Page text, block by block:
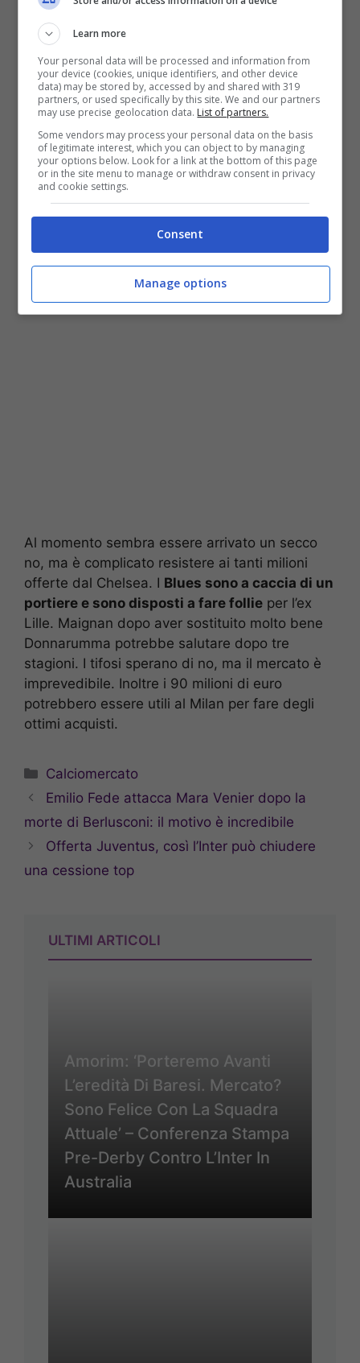
anche la bravura nel gioco con i piedi del
francese
vuol dire che non vai a togliere una colonna”.
Il Chelsea vuole Maignan – Stopandgoal – (foto ANSA)
Al momento sembra essere arrivato un secco
no, ma è complicato resistere ai tanti milioni
offerte dal Chelsea. I Blues sono a caccia di un
portiere e sono disposti a fare follie per l’ex
Lille. Maignan dopo aver sostituito molto bene
Donnarumma potrebbe salutare dopo tre
stagioni. I tifosi sperano di no, ma il mercato è
imprevedibile. Inoltre i 90 milioni di euro
potrebbero essere utili al Milan per fare degli
ottimi acquisti.
Categorie
Calciomercato
Emilio Fede attacca Mara Venier dopo la
morte di Berlusconi: il motivo è incredibile
Offerta Juventus, così l’Inter può chiudere
una cessione top
ULTIMI ARTICOLI
Amorim: ‘Porteremo Avanti
L’eredità Di Baresi. Mercato?
Sono Felice Con La Squadra
Attuale’ – Conferenza Stampa
Pre-Derby Contro L’Inter In
Australia
Learn more
Your personal data will be processed and information from
your device (cookies, unique identifiers, and other device
data) may be stored by, accessed by and shared with 319
partners, or used specifically by this site. We and our partners
may use precise geolocation data. List of partners.
Some vendors may process your personal data on the basis
of legitimate interest, which you can object to by managing
your options below. Look for a link at the bottom of this page
or in the site menu to manage or withdraw consent in privacy
and cookie settings.
Consent
Manage options